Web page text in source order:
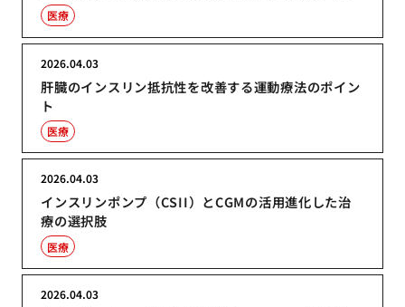
医療
肝臓のインスリン抵抗性を改善する運動療法のポイン
ト
2026.04.03
医療
インスリンポンプ（CSII）とCGMの活用進化した治
療の選択肢
2026.04.03
医療
2026.04.03